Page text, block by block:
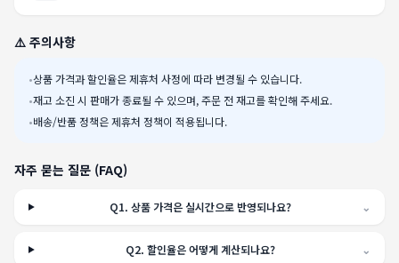
⚠️ 주의사항
•상품 가격과 할인율은 제휴처 사정에 따라 변경될 수 있습니다.
•재고 소진 시 판매가 종료될 수 있으며, 주문 전 재고를 확인해 주세요.
•배송/반품 정책은 제휴처 정책이 적용됩니다.
자주 묻는 질문 (FAQ)
Q1.상품 가격은 실시간으로 반영되나요? ⌄
Q2.할인율은 어떻게 계산되나요? ⌄